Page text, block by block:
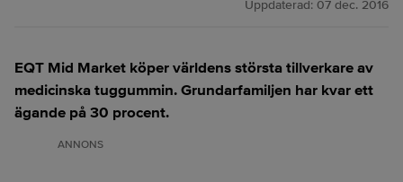
Uppdaterad: 07 dec. 2016
EQT Mid Market köper världens största tillverkare av
medicinska tuggummin. Grundarfamiljen har kvar ett
ägande på 30 procent.
ANNONS